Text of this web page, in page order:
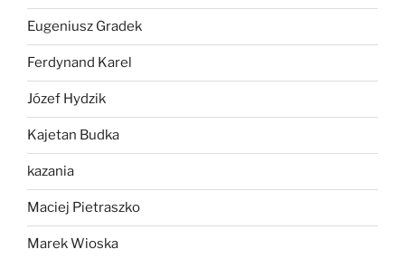
Eugeniusz Gradek
Ferdynand Karel
Józef Hydzik
Kajetan Budka
kazania
Maciej Pietraszko
Marek Wioska